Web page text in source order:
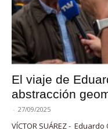
El viaje de
abstracción
- 27/09/2025
VÍCTOR SUÁREZ -